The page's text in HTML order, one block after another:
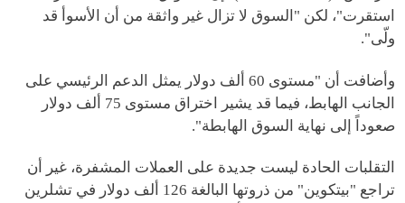
استقرت"، لكن "السوق لا تزال غير واثقة من أن الأسوأ قد
ولّى".
وأضافت أن "مستوى 60 ألف دولار يمثل الدعم الرئيسي على
الجانب الهابط، فيما قد يشير اختراق مستوى 75 ألف دولار
صعوداً إلى نهاية السوق الهابطة".
التقلبات الحادة ليست جديدة على العملات المشفرة، غير أن
تراجع "بيتكوين" من ذروتها البالغة 126 ألف دولار في تشلرين